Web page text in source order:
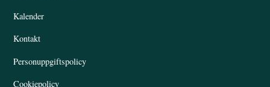
Kalender
Kontakt
Personuppgiftspolicy
Cookiepolicy